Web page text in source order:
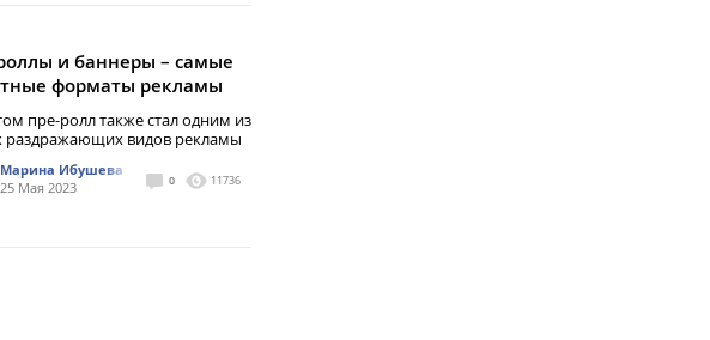
и баннеры – самые
форматы рекламы
пре-ролл также стал одним из
раздражающих видов рекламы
Марина Ибушева
25 Мая 2023
0 11736